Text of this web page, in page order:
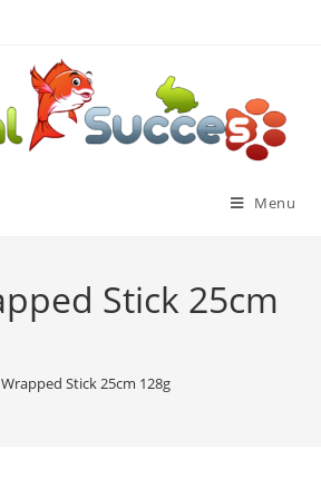
Menu
Stick 25cm
Stick 25cm 128g